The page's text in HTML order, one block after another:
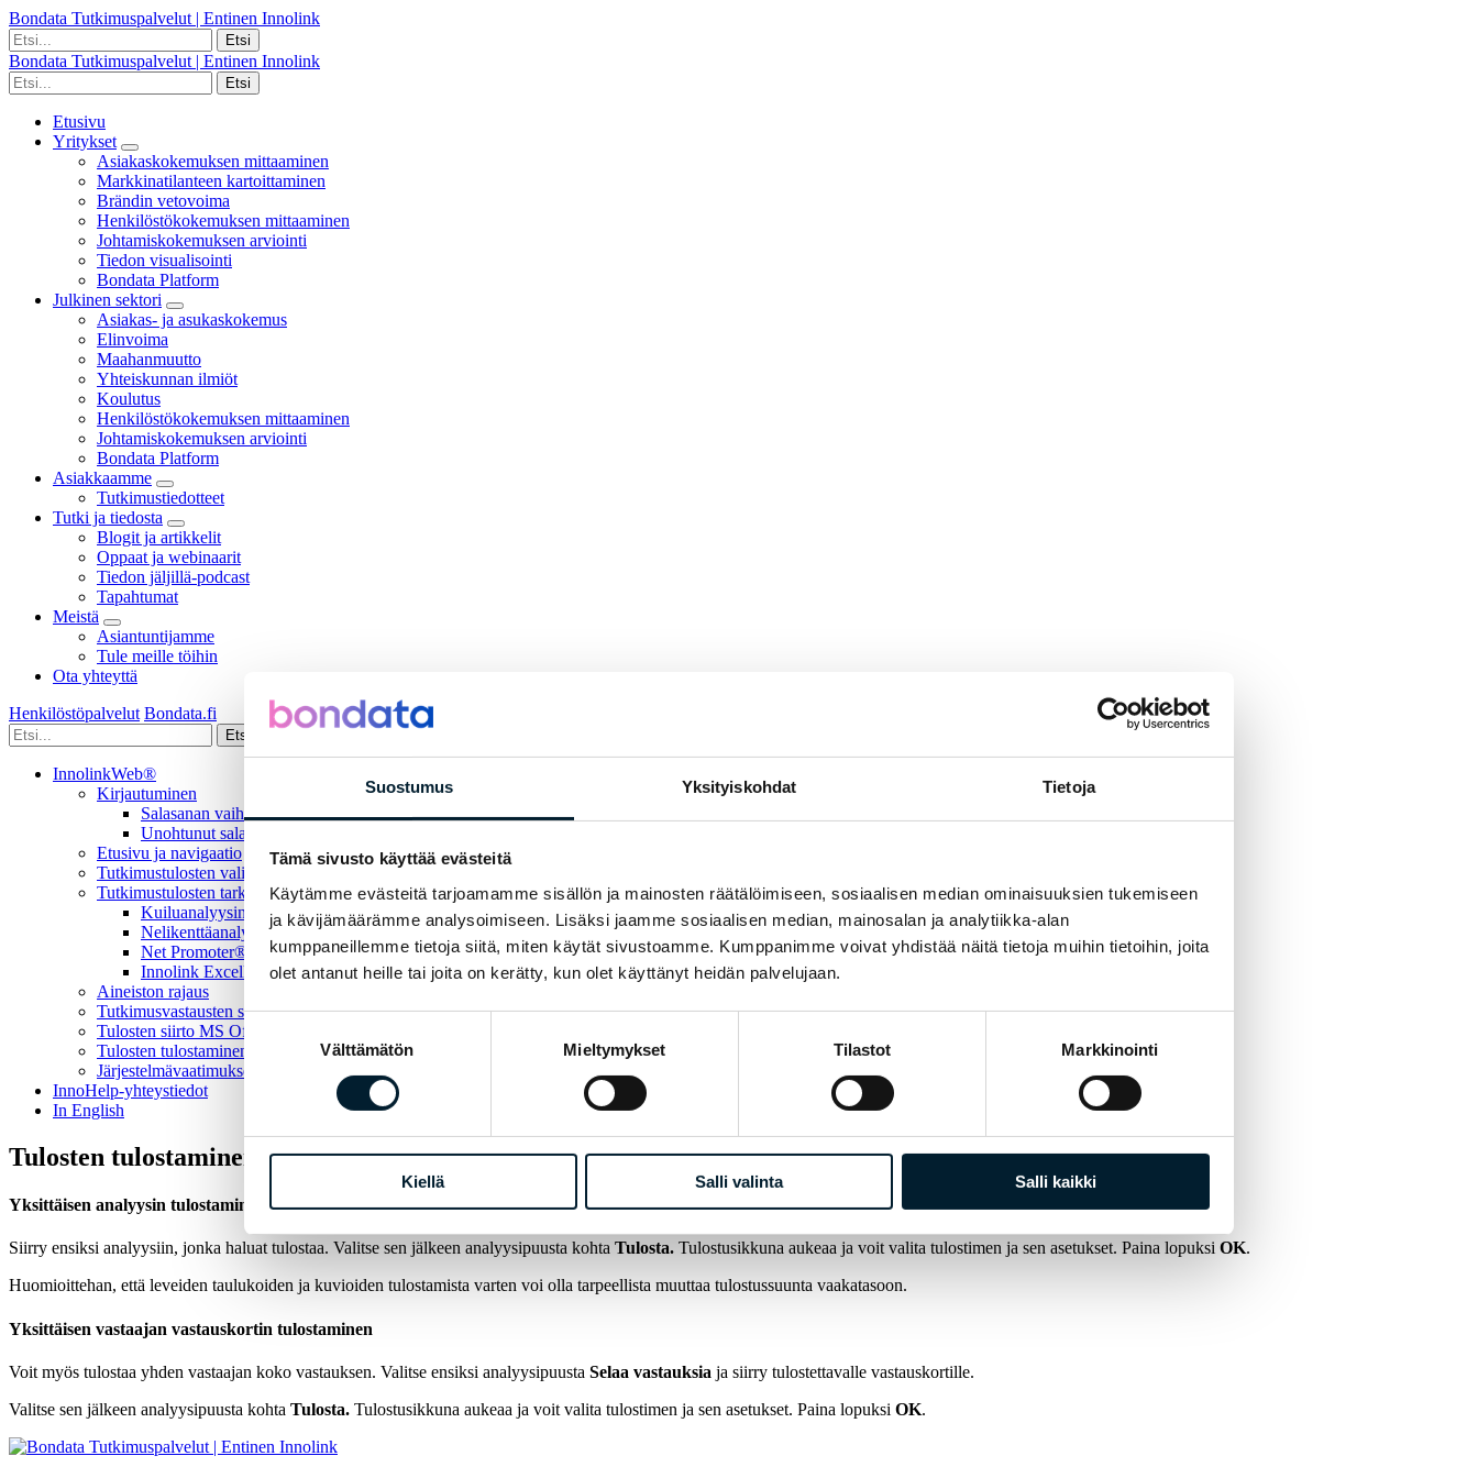
Suostumus Yksityiskohdat Tietoja
Tämä sivusto käyttää evästeitä
Käytämme evästeitä tarjoamamme sisällön ja mainosten räätälöimiseen, sosiaalisen median ominaisuuksien tukemiseen
ja kävijämäärämme analysoimiseen. Lisäksi jaamme sosiaalisen median, mainosalan ja analytiikka-alan
kumppaneillemme tietoja siitä, miten käytät sivustoamme. Kumppanimme voivat yhdistää näitä tietoja muihin tietoihin, joita
olet antanut heille tai joita on kerätty, kun olet käyttänyt heidän palvelujaan.
Suostumuksen
valinta
Välttämätön Mieltymykset Tilastot Markkinointi
Kiellä Salli valinta Salli kaikki
Bondata Tutkimuspalvelut | Entinen Innolink
Bondata Tutkimuspalvelut | Entinen Innolink
Etusivu
Yritykset
Asiakaskokemuksen mittaaminen
Markkinatilanteen kartoittaminen
Brändin vetovoima
Henkilöstökokemuksen mittaaminen
Johtamiskokemuksen arviointi
Tiedon visualisointi
Bondata Platform
Julkinen sektori
Asiakas- ja asukaskokemus
Elinvoima
Maahanmuutto
Yhteiskunnan ilmiöt
Koulutus
Henkilöstökokemuksen mittaaminen
Johtamiskokemuksen arviointi
Bondata Platform
Asiakkaamme
Tutkimustiedotteet
Tutki ja tiedosta
Blogit ja artikkelit
Oppaat ja webinaarit
Tiedon jäljillä-podcast
Tapahtumat
Meistä
Asiantuntijamme
Tule meille töihin
Ota yhteyttä
Henkilöstöpalvelut Bondata.fi
InnolinkWeb®
Kirjautuminen
Salasanan vaihtaminen
Unohtunut salasana
Etusivu ja navigaatio
Tutkimustulosten valinta
Tutkimustulosten tarkastelu
Kuiluanalyysin tulkinta
Nelikenttäanalyysin tulkinta
Net Promoter® Score
Innolink Excellence Score®
Aineiston rajaus
Tutkimusvastausten selaus
Tulosten siirto MS Officeen
Tulosten tulostaminen
Järjestelmävaatimukset
InnoHelp-yhteystiedot
In English
Tulosten tulostaminen
Yksittäisen analyysin tulostaminen
Siirry ensiksi analyysiin, jonka haluat tulostaa. Valitse sen jälkeen analyysipuusta kohta Tulosta. Tulostusikkuna aukeaa ja voit valita tulostimen ja sen asetukset. Paina lopuksi OK.
Huomioittehan, että leveiden taulukoiden ja kuvioiden tulostamista varten voi olla tarpeellista muuttaa tulostussuunta vaakatasoon.
Yksittäisen vastaajan vastauskortin tulostaminen
Voit myös tulostaa yhden vastaajan koko vastauksen. Valitse ensiksi analyysipuusta Selaa vastauksia ja siirry tulostettavalle vastauskortille.
Valitse sen jälkeen analyysipuusta kohta Tulosta. Tulostusikkuna aukeaa ja voit valita tulostimen ja sen asetukset. Paina lopuksi OK.